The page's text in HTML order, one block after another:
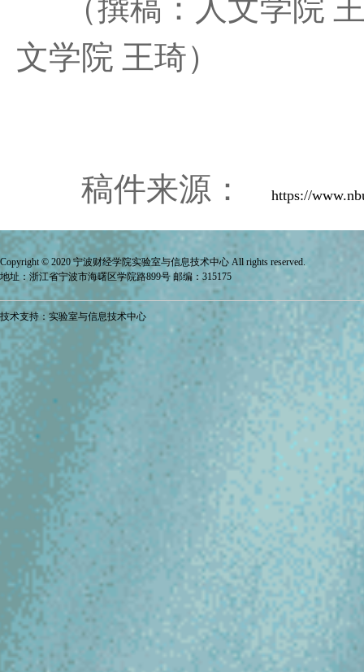
（撰稿：人文学院 王
文学院 王琦）
稿件来源： https://
Copyright © 2020 宁波财经学院实验室与信息技术中心 All rights reserved.
地址：浙江省宁波市海曙区学院路899号 邮编：315175
技术支持：实验室与信息技术中心